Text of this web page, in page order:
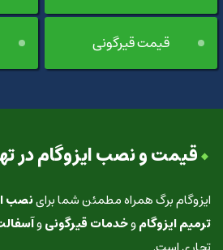
قیمت قیرگونی
قیمت و نصب ایزوگام در
ایزوگام برگ همراه مطمئن شما براینصب
ترمیم ایزوگاموخدمات قیرگونیو